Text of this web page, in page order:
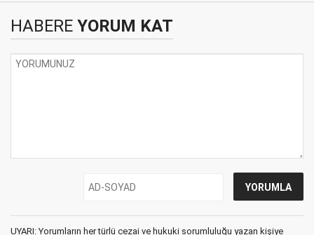
HABERE YORUM KAT
UYARI: Yorumların her türlü cezai ve hukuki sorumluluğu yazan kişiye